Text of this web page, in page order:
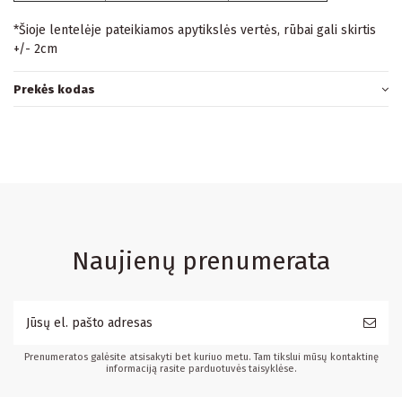
*Šioje lentelėje pateikiamos apytikslės vertės, rūbai gali skirtis
+/- 2cm
Prekės kodas
Naujienų prenumerata
Prenumeratos galėsite atsisakyti bet kuriuo metu. Tam tikslui mūsų kontaktinę
informaciją rasite parduotuvės taisyklėse.